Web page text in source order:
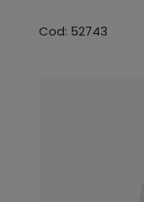
Cod: 52743